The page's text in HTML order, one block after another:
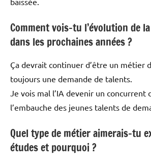
Comment vois-tu l’évolution de
dans les prochaines années ?
Ça devrait continuer d’être un métier
toujours une demande de talents.
Je vois mal l’IA devenir un concurrent
l’embauche des jeunes talents de
Quel type de métier aimerais-tu
études et pourquoi ?